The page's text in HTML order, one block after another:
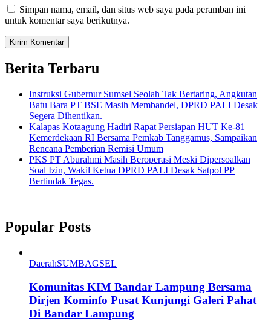
Simpan nama, email, dan situs web saya pada peramban ini
untuk komentar saya berikutnya.
Berita Terbaru
Instruksi Gubernur Sumsel Seolah Tak Bertaring, Angkutan
Batu Bara PT BSE Masih Membandel, DPRD PALI Desak
Segera Dihentikan.
Kalapas Kotaagung Hadiri Rapat Persiapan HUT Ke-81
Kemerdekaan RI Bersama Pemkab Tanggamus, Sampaikan
Rencana Pemberian Remisi Umum
PKS PT Aburahmi Masih Beroperasi Meski Dipersoalkan
Soal Izin, Wakil Ketua DPRD PALI Desak Satpol PP
Bertindak Tegas.
Popular Posts
DaerahSUMBAGSEL
Komunitas KIM Bandar Lampung Bersama
Dirjen Kominfo Pusat Kunjungi Galeri Pahat
Di Bandar Lampung